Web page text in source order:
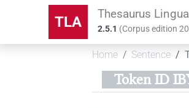
TLA Thesaurus
2.5.1 (Corpus edition20
Home Sentence
Token ID